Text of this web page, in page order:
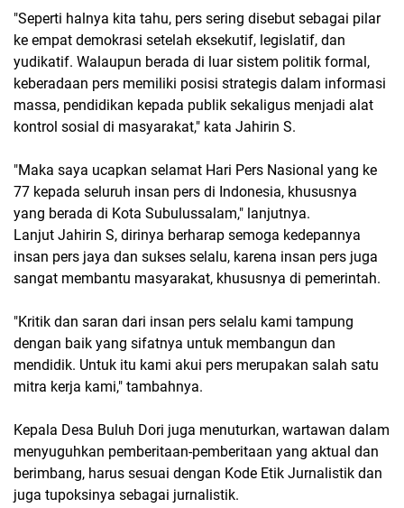
"Seperti halnya kita tahu, pers sering disebut sebagai pilar
ke empat demokrasi setelah eksekutif, legislatif, dan
yudikatif. Walaupun berada di luar sistem politik formal,
keberadaan pers memiliki posisi strategis dalam informasi
massa, pendidikan kepada publik sekaligus menjadi alat
kontrol sosial di masyarakat," kata Jahirin S.
"Maka saya ucapkan selamat Hari Pers Nasional yang ke
77 kepada seluruh insan pers di Indonesia, khususnya
yang berada di Kota Subulussalam," lanjutnya.
Lanjut Jahirin S, dirinya berharap semoga kedepannya
insan pers jaya dan sukses selalu, karena insan pers juga
sangat membantu masyarakat, khususnya di pemerintah.
"Kritik dan saran dari insan pers selalu kami tampung
dengan baik yang sifatnya untuk membangun dan
mendidik. Untuk itu kami akui pers merupakan salah satu
mitra kerja kami," tambahnya.
Kepala Desa Buluh Dori juga menuturkan, wartawan dalam
menyuguhkan pemberitaan-pemberitaan yang aktual dan
berimbang, harus sesuai dengan Kode Etik Jurnalistik dan
juga tupoksinya sebagai jurnalistik.